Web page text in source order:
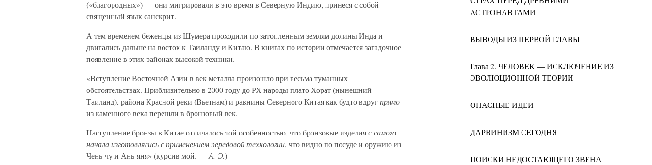
АСТРОНАВТАМИ
ВЫВОДЫ ИЗ ПЕРВОЙ ГЛАВЫ
Глава 2. ЧЕЛОВЕК — ИСКЛЮЧЕНИЕ ИЗ
ЭВОЛЮЦИОННОЙ ТЕОРИИ
ОПАСНЫЕ ИДЕИ
ДАРВИНИЗМ СЕГОДНЯ
ПОИСКИ НЕДОСТАЮЩЕГО ЗВЕНА
(«благородных») — они мигрировали в это время в Северную Индию, принеся с собой
священный язык санскрит.
А тем временем беженцы из Шумера проходили по затопленным землям долины Инда и
двигались дальше на восток к Таиланду и Китаю. В книгах по истории отмечается загадочное
появление в этих районах высокой техники.
«Вступление Восточной Азии в век металла произошло при весьма туманных
обстоятельствах. Приблизительно в 2000 году до РХ народы плато Хорат (нынешний
Таиланд), района Красной реки (Вьетнам) и равнины Северного Китая как будто вдругпрямо
из каменного века перешли в бронзовый век.
Наступление бронзы в Китае отличалось той особенностью, что бронзовые изделия ссамого
начала изготовлялись с применением передовой технологии, что видно по посуде и оружию из
Чень-чу и Ань-яня» (курсив мой. —А. Э.).